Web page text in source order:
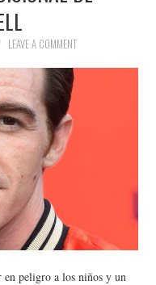
LEAVE A COMMENT
en peligro a los niños y un